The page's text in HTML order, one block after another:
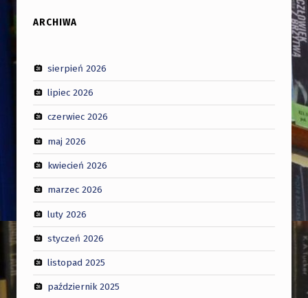
ARCHIWA
sierpień 2026
lipiec 2026
czerwiec 2026
maj 2026
kwiecień 2026
marzec 2026
luty 2026
styczeń 2026
listopad 2025
październik 2025